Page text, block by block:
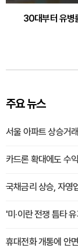
감기·독감 예
주요 뉴스
서울 아파트 상승거
카드론 확대에도 수
국채금리 상승, 자영
'미·이란 전쟁 틈타
휴대전화 개통에 안